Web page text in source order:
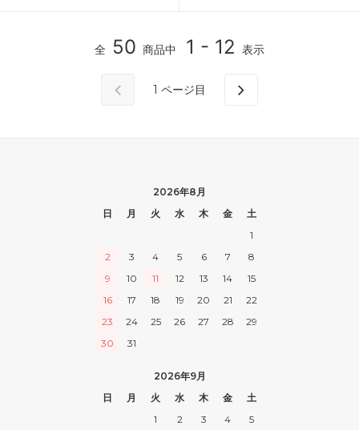
全 50 商品中 1 - 12 表示
1 ページ目
2026年8月
日
月 火 水 木 金
土
1
2
3 4 5 6 7
8
9
10 11 12 13 14
15
16
17 18 19 20 21
22
23
24 25 26 27 28
29
30
31
2026年9月
日
月 火 水 木 金
土
1
2 3 4
5